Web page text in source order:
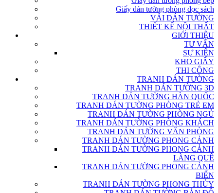
Giấy dán tường phòng đọc sách
VẢI DÁN TƯỜNG
THIẾT KẾ NỘI THẤT
GIỚI THIỆU
TƯ VẤN
SỰ KIỆN
KHO GIẤY
THI CÔNG
TRANH DÁN TƯỜNG
TRANH DÁN TƯỜNG 3D
TRANH DÁN TƯỜNG HÀN QUỐC
TRANH DÁN TƯỜNG PHÒNG TRẺ EM
TRANH DÁN TƯỜNG PHÒNG NGỦ
TRANH DÁN TƯỜNG PHÒNG KHÁCH
TRANH DÁN TƯỜNG VĂN PHÒNG
TRANH DÁN TƯỜNG PHONG CẢNH
TRANH DÁN TƯỜNG PHONG CẢNH
LÀNG QUÊ
TRANH DÁN TƯỜNG PHONG CẢNH
BIỂN
TRANH DÁN TƯỜNG PHONG THỦY